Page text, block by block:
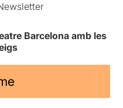
Barcelona amb les